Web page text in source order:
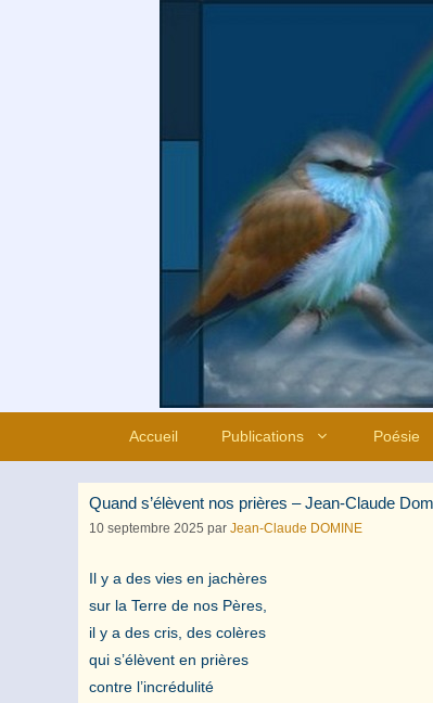
Accueil Publications Poésie
Quand s’élèvent nos prières – Jean-Claude
10 septembre 2025 par Jean-Claude DOMINE
Il y a des vies en jachères
sur la Terre de nos Pères,
il y a des cris, des colères
qui s’élèvent en prières
contre l’incrédulité